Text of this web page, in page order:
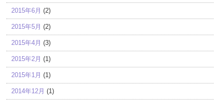
2015年6月 (2)
2015年5月 (2)
2015年4月 (3)
2015年2月 (1)
2015年1月 (1)
2014年12月 (1)